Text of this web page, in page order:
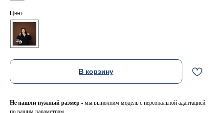
Цвет
В корзину
Не нашли нужный размер - мы выполним модель с персональной адаптацией